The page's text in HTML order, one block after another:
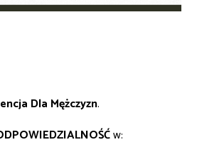
Dla Mężczyzn.
w: